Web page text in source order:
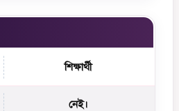
শিক্ষার্থী
নেই।